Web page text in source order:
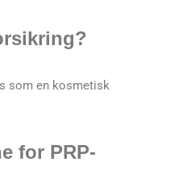
som en kosmetisk
for PRP-